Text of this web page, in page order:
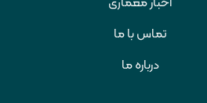
تماس با ما
درباره ما